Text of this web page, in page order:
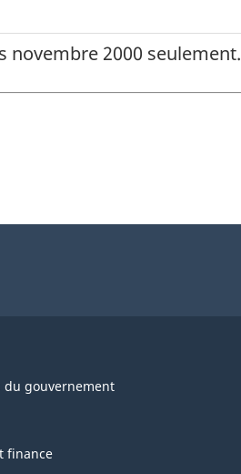
novembre 2000 seulement.
du gouvernement
finance